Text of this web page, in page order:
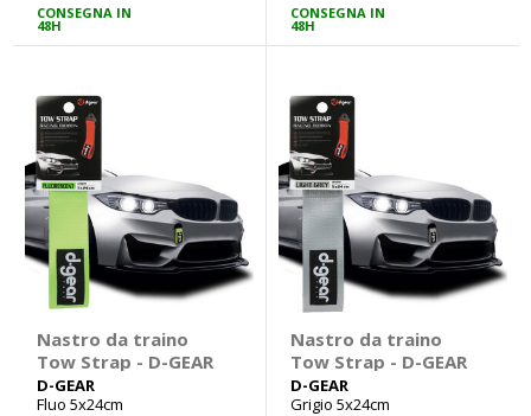
CONSEGNA IN
48H
CONSEGNA IN
48H
Nastro da traino
Tow Strap - D-GEAR
D-GEAR
Fluo 5x24cm
Nastro da traino
Tow Strap - D-GEAR
D-GEAR
Grigio 5x24cm